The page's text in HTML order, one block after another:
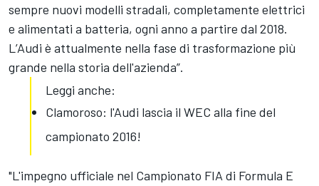
sempre nuovi modelli stradali, completamente elettrici
e alimentati a batteria, ogni anno a partire dal 2018.
L’Audi è attualmente nella fase di trasformazione più
grande nella storia dell'azienda”.
Leggi anche:
Clamoroso: l'Audi lascia il WEC alla fine del
campionato 2016!
"L'impegno ufficiale nel Campionato FIA di Formula E